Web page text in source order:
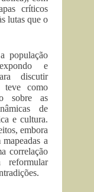
críticos
lutas que o
população
e
discutir
teve como
sobre as
de
e cultura.
embora
a
correlação